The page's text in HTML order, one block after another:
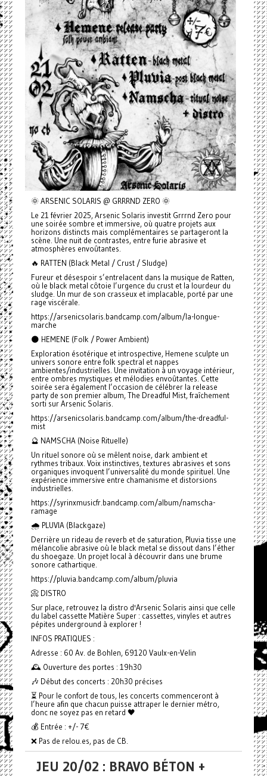
🌞 ARSENIC SOLARIS @ GRRRND ZERO 🌞
Le 21 février 2025, Arsenic Solaris investit Grrrnd Zero pour
une soirée sombre et immersive, où quatre projets aux
horizons distincts mais complémentaires se partageront la
scène. Une nuit de contrastes, entre furie abrasive et
atmosphères envoûtantes.
🔥 RATTEN (Black Metal / Crust / Sludge)
Fureur et désespoir s’entrelacent dans la musique de Ratten,
où le black metal côtoie l’urgence du crust et la lourdeur du
sludge. Un mur de son crasseux et implacable, porté par une
rage viscérale.
https://arsenicsolaris.bandcamp.com/album/la-longue-
marche
🌑 HEMENE (Folk / Power Ambient)
Exploration ésotérique et introspective, Hemene sculpte un
univers sonore entre folk spectral et nappes
ambientes/industrielles. Une invitation à un voyage intérieur,
entre ombres mystiques et mélodies envoûtantes. Cette
soirée sera également l’occasion de célébrer la release
party de son premier album, The Dreadful Mist, fraîchement
sorti sur Arsenic Solaris.
https://arsenicsolaris.bandcamp.com/album/the-dreadful-
mist
🔮 NAMSCHA (Noise Rituelle)
Un rituel sonore où se mêlent noise, dark ambient et
rythmes tribaux. Voix instinctives, textures abrasives et sons
organiques invoquent l’universalité du monde spirituel. Une
expérience immersive entre chamanisme et distorsions
industrielles.
https://syrinxmusicfr.bandcamp.com/album/namscha-
ramage
🌧️ PLUVIA (Blackgaze)
Derrière un rideau de reverb et de saturation, Pluvia tisse une
mélancolie abrasive où le black metal se dissout dans l’éther
du shoegaze. Un projet local à découvrir dans une brume
sonore cathartique.
https://pluvia.bandcamp.com/album/pluvia
📀 DISTRO
Sur place, retrouvez la distro d'Arsenic Solaris ainsi que celle
du label cassette Matière Super : cassettes, vinyles et autres
pépites underground à explorer !
INFOS PRATIQUES :
Adresse : 60 Av. de Bohlen, 69120 Vaulx-en-Velin
🕰️ Ouverture des portes : 19h30
🎶 Début des concerts : 20h30 précises
⏳ Pour le confort de tous, les concerts commenceront à
l’heure afin que chacun puisse attraper le dernier métro,
donc ne soyez pas en retard 🖤
💰 Entrée : +/- 7€
❌ Pas de relou.es, pas de CB.
JEU 20/02 : BRAVO BÉTON +